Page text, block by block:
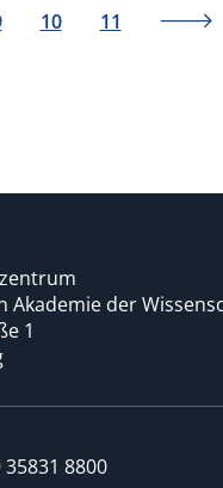
10 11
Akademie der
1
35831 8800